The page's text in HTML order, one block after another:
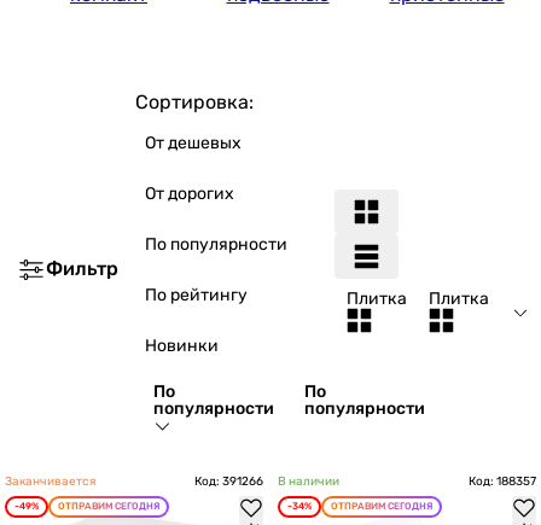
Фильтр
Сортировка:
От дешевых
От дорогих
По популярности
По рейтингу
Новинки
По
популярности
По
популярности
Плитка Плитка
Заканчивается Код: 391266
-49% ОТПРАВИМ СЕГОДНЯ
В наличии Код: 188357
-34% ОТПРАВИМ СЕГОДНЯ